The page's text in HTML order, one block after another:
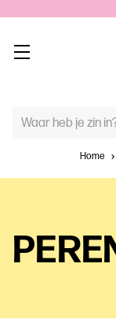
TREFWOORD
Home